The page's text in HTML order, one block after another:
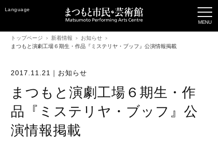
Language
トップページ 新着情報
お知らせ
まつもと演劇工場６期生・作品『ミステリヤ・ブッフ』公演情報掲載
2017.11.21｜ お知らせ
まつもと演劇工場６期生・作
品『ミステリヤ・ブッフ』公
演情報掲載